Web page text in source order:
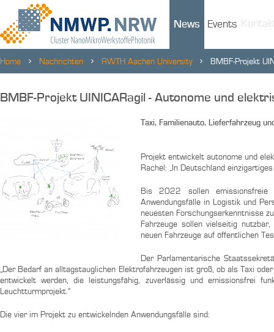
News Events
Home Nachrichten RWTH Aachen University BMBF-Projekt
BMBF-Projekt UINICARagil - Autonome und
Taxi, Familienauto, Lieferfahrzeug
Projekt entwickelt autonome und
Rachel: „In Deutschland
Bis 2022 sollen emissionsfreie
Anwendungsfälle in Logistik und
neuesten Forschungserkenntnisse
Fahrzeuge sollen vielseitig
neuen Fahrzeuge auf öffentlichen
Der Parlamentarische
„Der Bedarf an alltagstauglichen Elektrofahrzeugen ist groß, ob als Taxi
entwickelt werden, die leistungsfähig, zuverlässig und emissionsfrei
Leuchtturmprojekt.“
Die vier im Projekt zu entwickelnden Anwendungsfälle sind: